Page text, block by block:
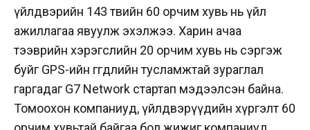
үйлдвэрийн 143 төвийн 60 орчим хувь нь үйл
ажиллагаа явуулж эхэлжээ. Харин ачаа
тээврийн хэрэгслийн 20 орчим хувь нь сэргэж
буйг GPS-ийн өгөгдлийн тусламжтай зураглал
гаргадаг G7 Network стартап мэдээлсэн байна.
Томоохон компаниуд, үйлдвэрүүдийн хүргэлт 60